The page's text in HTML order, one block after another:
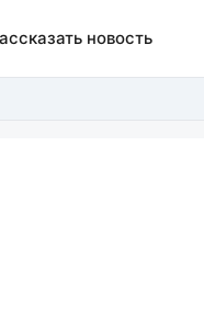
новость